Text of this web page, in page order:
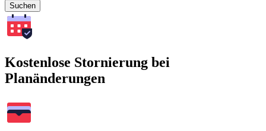
Suchen
Kostenlose Stornierung bei
Planänderungen